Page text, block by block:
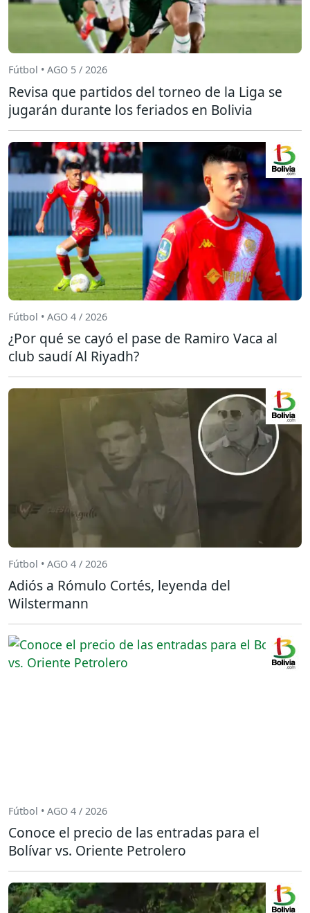
Fútbol • AGO 5 / 2026
Revisa que partidos del torneo de la Liga se
jugarán durante los feriados en Bolivia
Fútbol • AGO 4 / 2026
¿Por qué se cayó el pase de Ramiro Vaca al
club saudí Al Riyadh?
Fútbol • AGO 4 / 2026
Adiós a Rómulo Cortés, leyenda del
Wilstermann
Fútbol • AGO 4 / 2026
Conoce el precio de las entradas para el
Bolívar vs. Oriente Petrolero